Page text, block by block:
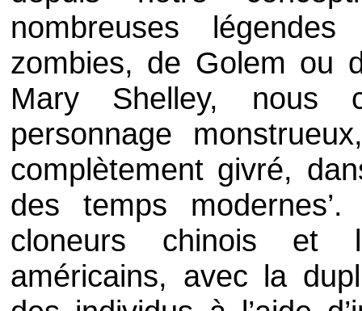
nombreuses
zombies, de Golem ou
Mary Shelley, nous
personnage
complètement givré,
des temps
cloneurs chinois et
américains, avec la